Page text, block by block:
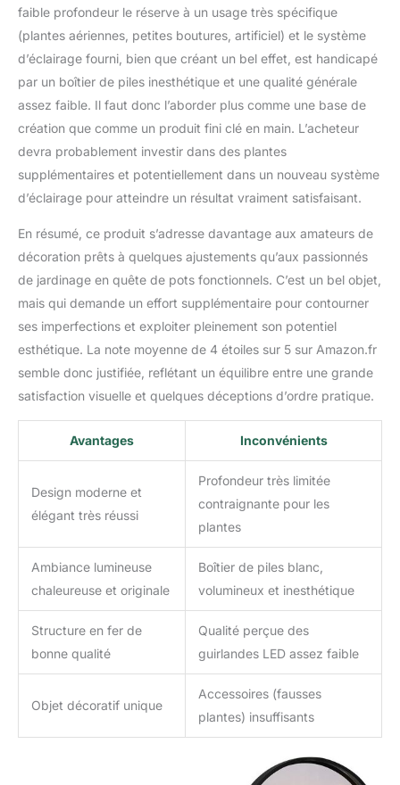
faible profondeur le réserve à un usage très spécifique
(plantes aériennes, petites boutures, artificiel) et le système
d’éclairage fourni, bien que créant un bel effet, est handicapé
par un boîtier de piles inesthétique et une qualité générale
assez faible. Il faut donc l’aborder plus comme une base de
création que comme un produit fini clé en main. L’acheteur
devra probablement investir dans des plantes
supplémentaires et potentiellement dans un nouveau système
d’éclairage pour atteindre un résultat vraiment satisfaisant.
En résumé, ce produit s’adresse davantage aux amateurs de
décoration prêts à quelques ajustements qu’aux passionnés
de jardinage en quête de pots fonctionnels. C’est un bel objet,
mais qui demande un effort supplémentaire pour contourner
ses imperfections et exploiter pleinement son potentiel
esthétique. La note moyenne de 4 étoiles sur 5 sur Amazon.fr
semble donc justifiée, reflétant un équilibre entre une grande
satisfaction visuelle et quelques déceptions d’ordre pratique.
Avantages Inconvénients
Design moderne et
élégant très réussi
Profondeur très limitée
contraignante pour les
plantes
Ambiance lumineuse
chaleureuse et originale
Boîtier de piles blanc,
volumineux et inesthétique
Structure en fer de
bonne qualité
Qualité perçue des
guirlandes LED assez faible
Objet décoratif unique
Accessoires (fausses
plantes) insuffisants